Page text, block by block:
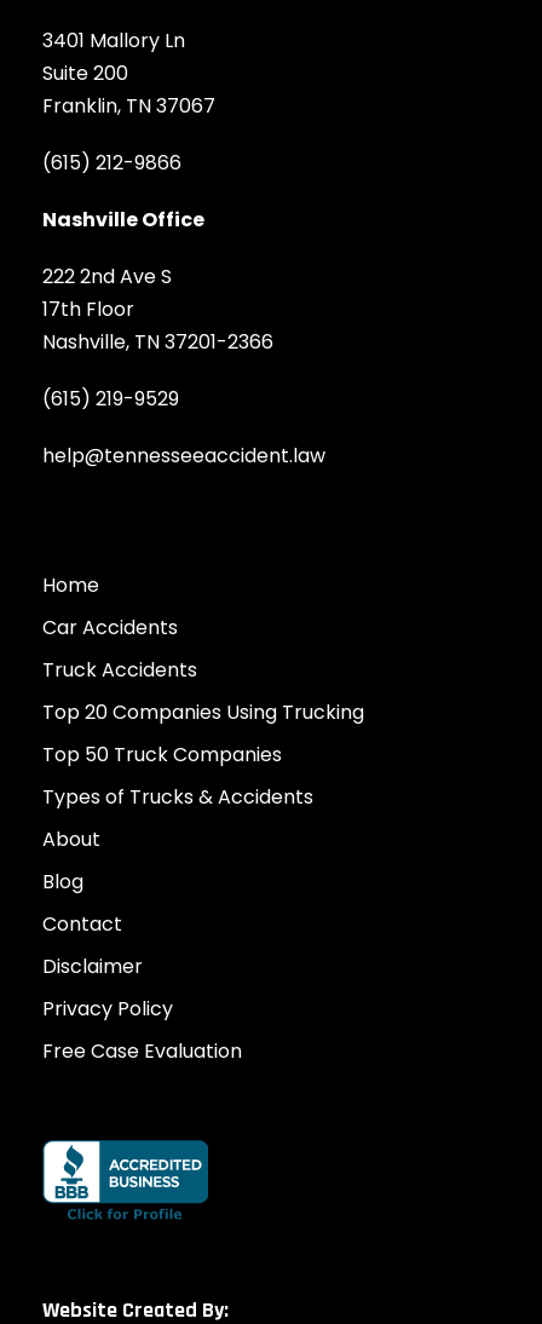
3401 Mallory Ln
Suite 200
Franklin, TN 37067
(615) 212-9866
Nashville Office
222 2nd Ave S
17th Floor
Nashville, TN 37201-2366
(615) 219-9529
help@tennesseeaccident.law
Home
Car Accidents
Truck Accidents
Top 20 Companies Using Trucking
Top 50 Truck Companies
Types of Trucks & Accidents
About
Blog
Contact
Disclaimer
Privacy Policy
Free Case Evaluation
Website Created By: